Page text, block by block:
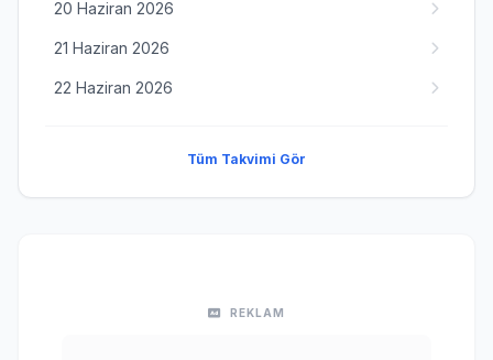
20 Haziran 2026
21 Haziran 2026
22 Haziran 2026
Tüm Takvimi Gör
REKLAM